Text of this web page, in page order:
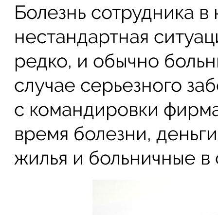
Болезнь сотрудника
нестандартная
редко, и обычно
случае серьезного
с командировки
время болезни,
жилья и больничные